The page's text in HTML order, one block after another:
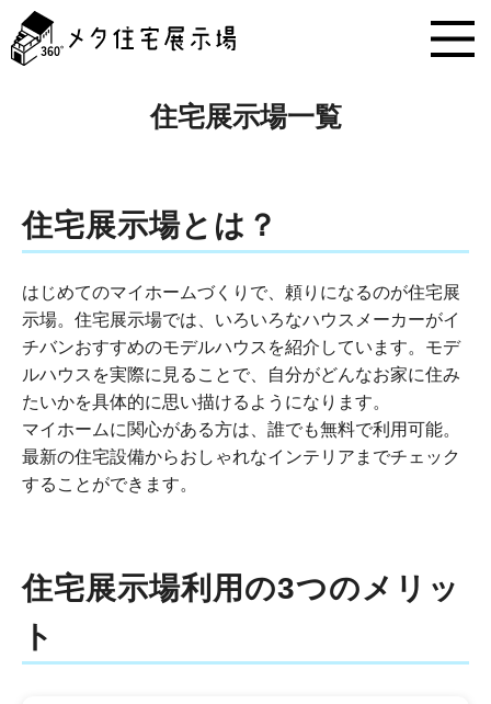
タ
住
住宅展示場一覧
住宅展示場とは？
はじめてのマイホームづくりで、頼りになるのが住宅展
示場。住宅展示場では、いろいろなハウスメーカーがイ
チバンおすすめのモデルハウスを紹介しています。モデ
ルハウスを実際に見ることで、自分がどんなお家に住み
たいかを具体的に思い描けるようになります。
マイホームに関心がある方は、誰でも無料で利用可能。
最新の住宅設備からおしゃれなインテリアまでチェック
することができます。
住宅展示場利用の3つのメリッ
ト